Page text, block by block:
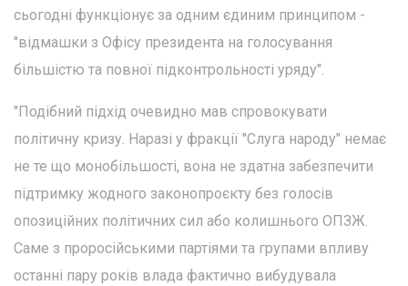
сьогодні функціонує за одним єдиним принципом -
"відмашки з Офісу президента на голосування
більшістю та повної підконтрольності уряду".
"Подібний підхід очевидно мав спровокувати
політичну кризу. Наразі у фракції "Слуга народу" немає
не те що монобільшості, вона не здатна забезпечити
підтримку жодного законопроєкту без голосів
опозиційних політичних сил або колишнього ОПЗЖ.
Саме з проросійськими партіями та групами впливу
останні пару років влада фактично вибудувала